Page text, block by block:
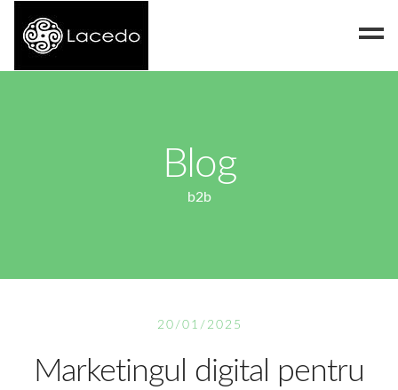
Blog
b2b
20/01/2025
Marketingul digital pentru